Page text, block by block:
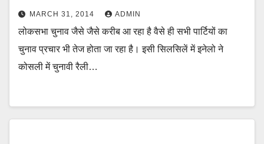
MARCH 31, 2014 ADMIN
लोकसभा चुनाव जैसे जैसे करीब आ रहा है वैसे ही सभी पार्टियों का
चुनाव प्रचार भी तेज होता जा रहा है। इसी सिलसिलें में इनेलो ने
कोसली में चुनावी रैली…